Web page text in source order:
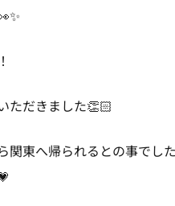
ただきました👏🏻
関東へ帰られるとの事でし